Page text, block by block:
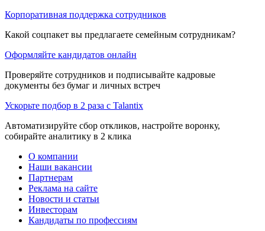
Корпоративная поддержка сотрудников
Какой соцпакет вы предлагаете семейным сотрудникам?
Оформляйте кандидатов онлайн
Проверяйте сотрудников и подписывайте кадровые
документы без бумаг и личных встреч
Ускорьте подбор в 2 раза с Talantix
Автоматизируйте сбор откликов, настройте воронку,
собирайте аналитику в 2 клика
О компании
Наши вакансии
Партнерам
Реклама на сайте
Новости и статьи
Инвесторам
Кандидаты по профессиям